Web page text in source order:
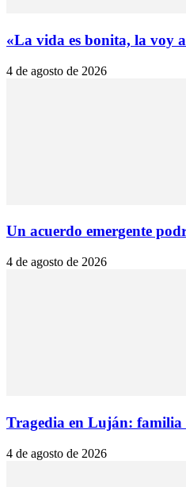
«La vida es bonita, la voy
4 de agosto de 2026
Un acuerdo emergente
4 de agosto de 2026
Tragedia en Luján: familia
4 de agosto de 2026